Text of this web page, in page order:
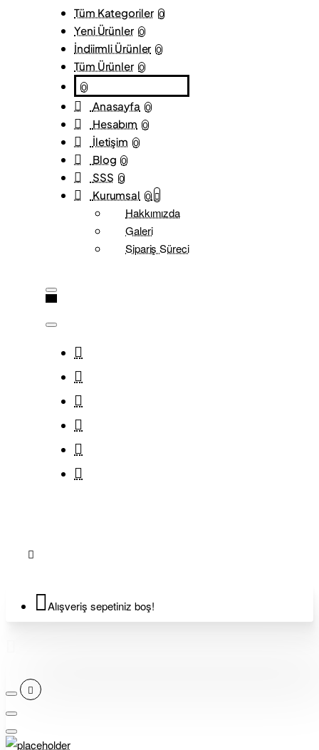
Tüm Kategoriler 0
Yeni Ürünler 0
İndiirmli Ürünler 0
Tüm Ürünler 0
0
Anasayfa 0
Hesabım 0
İletişim 0
Blog 0
SSS 0
Kurumsal 0
Hakkımızda
Galeri
Sipariş Süreci
Alışveriş sepetiniz boş!